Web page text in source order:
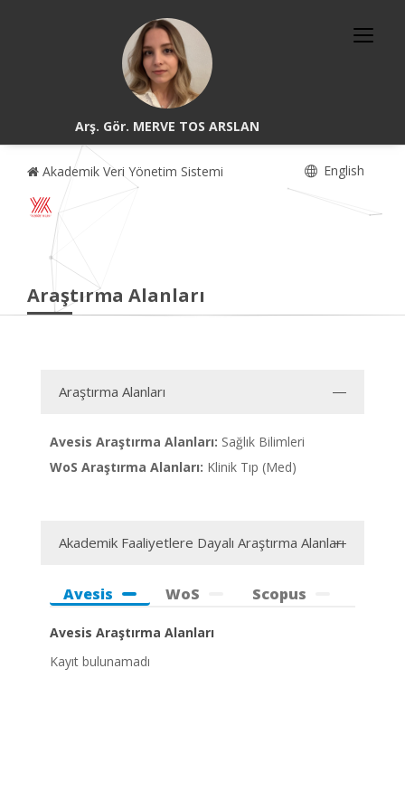
Arş. Gör. MERVE TOS ARSLAN
Akademik Veri Yönetim Sistemi English
Araştırma Alanları
Araştırma Alanları
Avesis Araştırma Alanları: Sağlık Bilimleri
WoS Araştırma Alanları: Klinik Tıp (Med)
Akademik Faaliyetlere Dayalı Araştırma Alanları
Avesis WoS Scopus
Avesis Araştırma Alanları
Kayıt bulunamadı